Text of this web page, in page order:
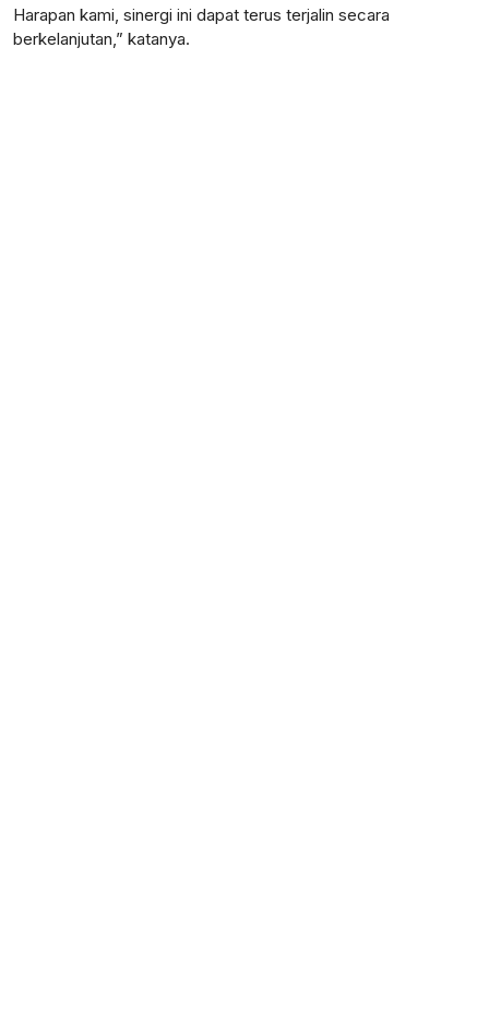
Harapan kami, sinergi ini dapat terus terjalin secara
berkelanjutan,” katanya.